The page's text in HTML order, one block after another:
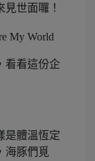
世面囉！
看看這份企
是體溫恆定
海豚們覓